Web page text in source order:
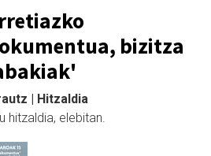
bizitza
| Hitzaldia
hitzaldia, elebitan.